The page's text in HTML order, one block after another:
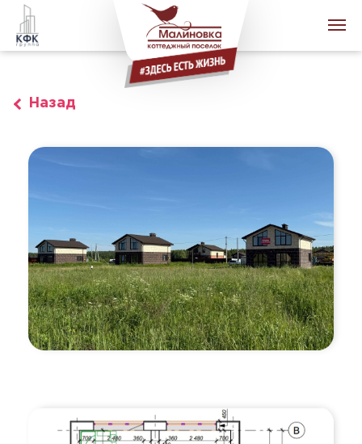
+7 (4942) 64-11-11
Карта участков
Ипотека от 2%
Новости и Акции
Схема проезда
О поселке
Назад